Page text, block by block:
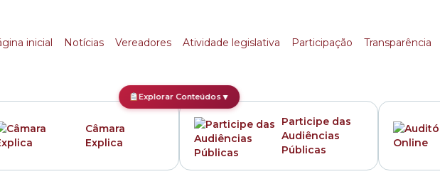
de São Paulo
Explorar Conteúdos▼
inicial Notícias Vereadores Atividade legislativa Participação Transparência
Câmara
Explica
Participe das
Audiências
Públicas